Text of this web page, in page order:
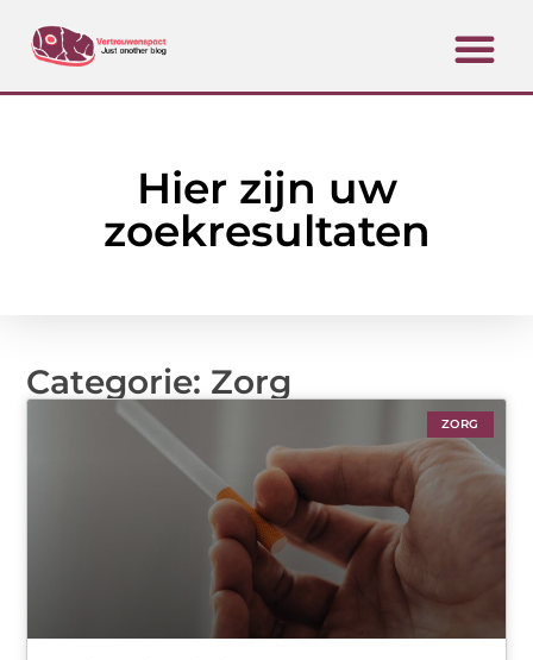
Hier zijn uw
zoekresultaten
Categorie: Zorg
ZORG